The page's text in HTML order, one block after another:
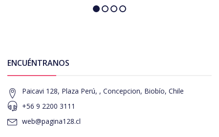
ENCUÉNTRANOS
Paicavi 128, Plaza Perú, , Concepcion, Biobío, Chile
+56 9 2200 3111
web@pagina128.cl